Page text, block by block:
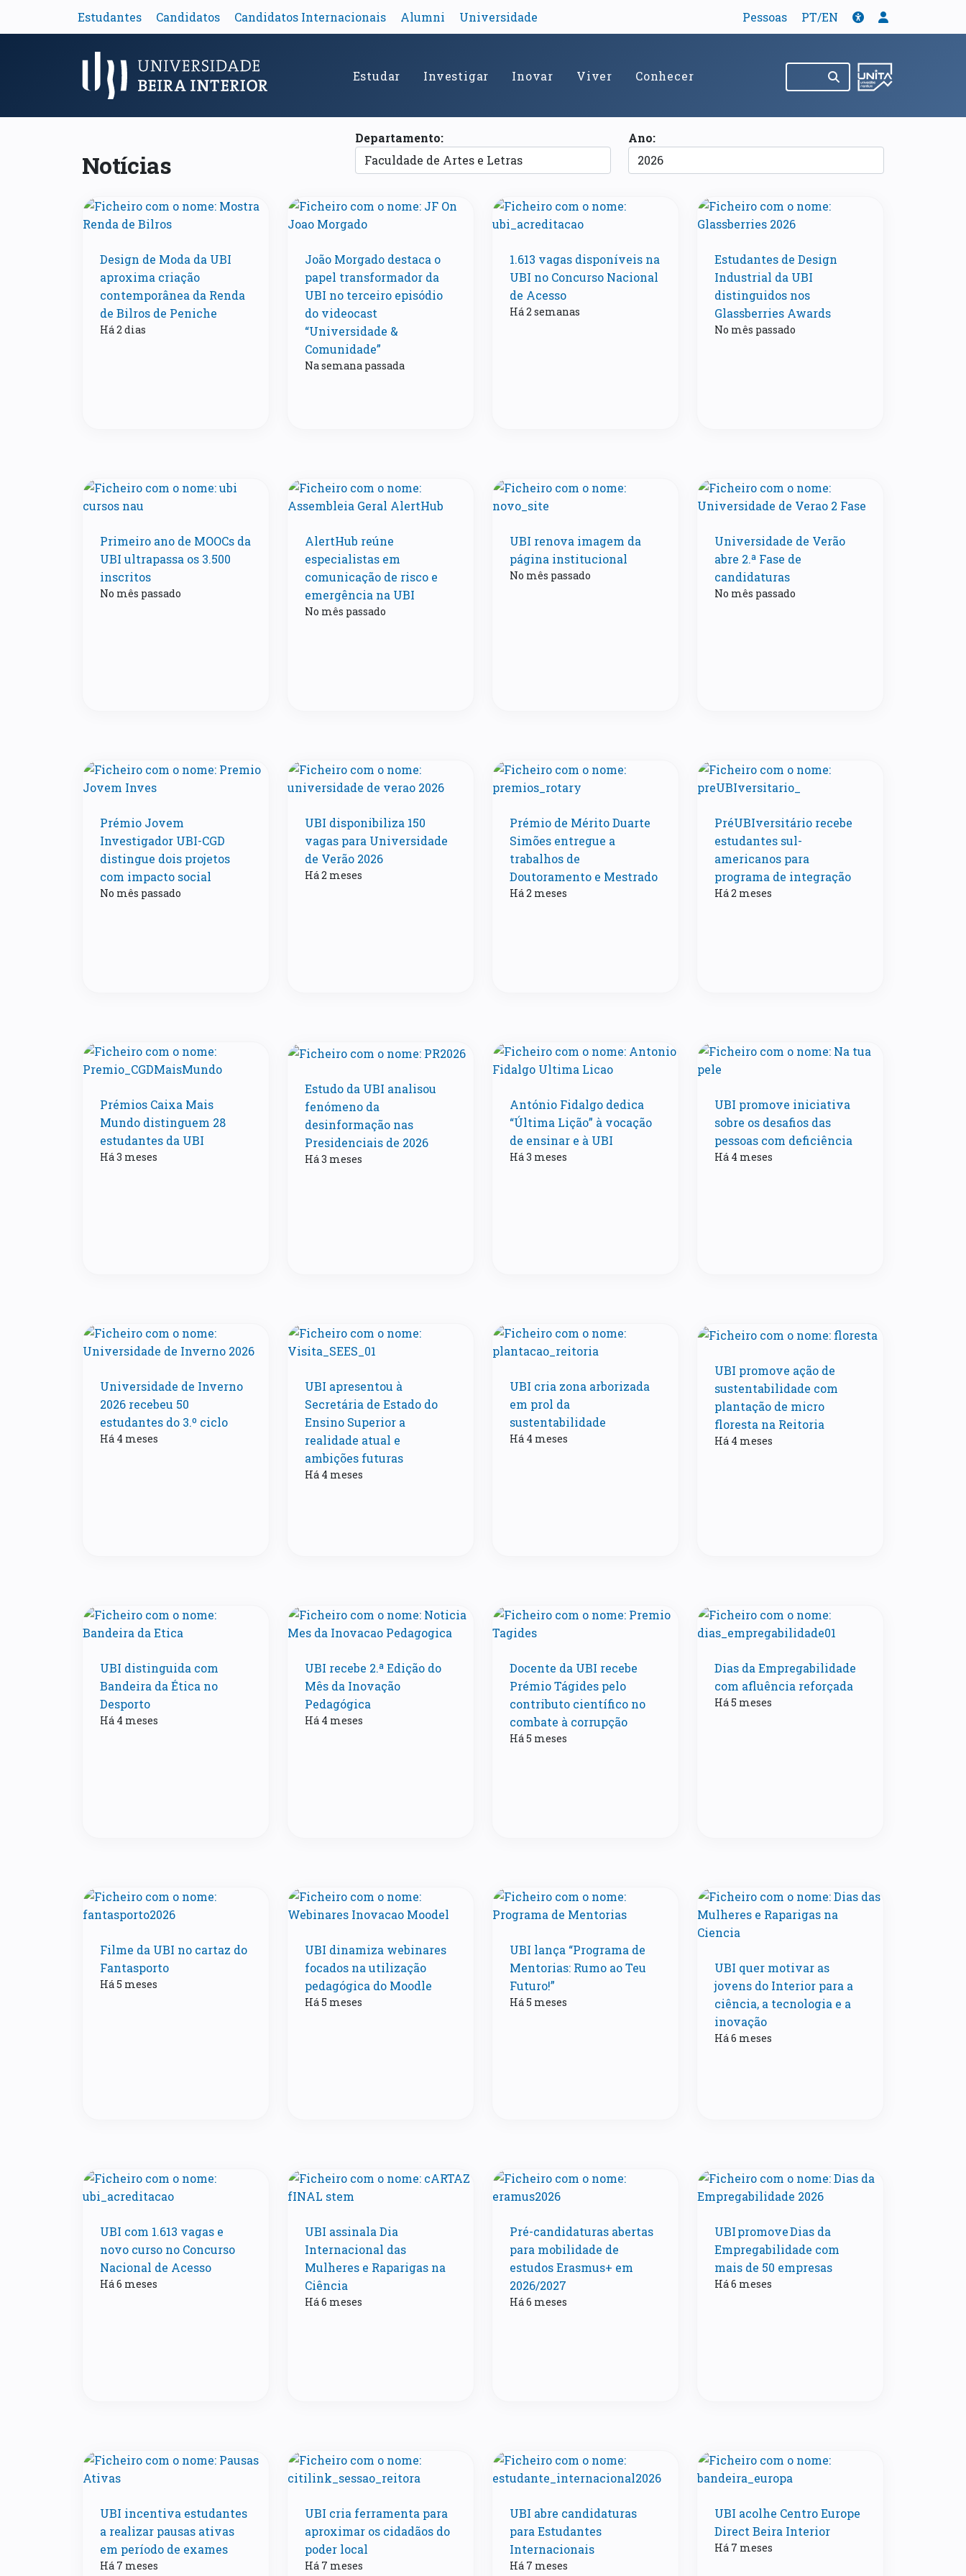
Estudantes Candidatos Candidatos Internacionais Alumni Universidade Pessoas PT/EN Tradução
Acessibilidade
Menu Principal Estudar Investigar Inovar Viver Conhecer Pesquisar no site (abre em
Notícias
Departamento: Ano:
Design de Moda da UBI
aproxima criação
contemporânea da Renda
de Bilros de Peniche
Há 2 dias
João Morgado destaca o
papel transformador da
UBI no terceiro episódio
do videocast
“Universidade &
Comunidade”
Na semana passada
1.613 vagas disponíveis na
UBI no Concurso Nacional
de Acesso
Há 2 semanas
Estudantes de Design
Industrial da UBI
distinguidos nos
Glassberries Awards
No mês passado
Primeiro ano de MOOCs da
UBI ultrapassa os 3.500
inscritos
No mês passado
AlertHub reúne
especialistas em
comunicação de risco e
emergência na UBI
No mês passado
UBI renova imagem da
página institucional
No mês passado
Universidade de Verão
abre 2.ª Fase de
candidaturas
No mês passado
Prémio Jovem
Investigador UBI-CGD
distingue dois projetos
com impacto social
No mês passado
UBI disponibiliza 150
vagas para Universidade
de Verão 2026
Há 2 meses
Prémio de Mérito Duarte
Simões entregue a
trabalhos de
Doutoramento e Mestrado
Há 2 meses
PréUBIversitário recebe
estudantes sul-
americanos para
programa de integração
Há 2 meses
Prémios Caixa Mais
Mundo distinguem 28
estudantes da UBI
Há 3 meses
Estudo da UBI analisou
fenómeno da
desinformação nas
Presidenciais de 2026
Há 3 meses
António Fidalgo dedica
“Última Lição” à vocação
de ensinar e à UBI
Há 3 meses
UBI promove iniciativa
sobre os desafios das
pessoas com deficiência
Há 4 meses
Universidade de Inverno
2026 recebeu 50
estudantes do 3.º ciclo
Há 4 meses
UBI apresentou à
Secretária de Estado do
Ensino Superior a
realidade atual e
ambições futuras
Há 4 meses
UBI cria zona arborizada
em prol da
sustentabilidade
Há 4 meses
UBI promove ação de
sustentabilidade com
plantação de micro
floresta na Reitoria
Há 4 meses
UBI distinguida com
Bandeira da Ética no
Desporto
Há 4 meses
UBI recebe 2.ª Edição do
Mês da Inovação
Pedagógica
Há 4 meses
Docente da UBI recebe
Prémio Tágides pelo
contributo científico no
combate à corrupção
Há 5 meses
Dias da Empregabilidade
com afluência reforçada
Há 5 meses
Filme da UBI no cartaz do
Fantasporto
Há 5 meses
UBI dinamiza webinares
focados na utilização
pedagógica do Moodle
Há 5 meses
UBI lança “Programa de
Mentorias: Rumo ao Teu
Futuro!”
Há 5 meses
UBI quer motivar as
jovens do Interior para a
ciência, a tecnologia e a
inovação
Há 6 meses
UBI com 1.613 vagas e
novo curso no Concurso
Nacional de Acesso
Há 6 meses
UBI assinala Dia
Internacional das
Mulheres e Raparigas na
Ciência
Há 6 meses
Pré-candidaturas abertas
para mobilidade de
estudos Erasmus+ em
2026/2027
Há 6 meses
UBI promove Dias da
Empregabilidade com
mais de 50 empresas
Há 6 meses
UBI incentiva estudantes
a realizar pausas ativas
em período de exames
Há 7 meses
UBI cria ferramenta para
aproximar os cidadãos do
poder local
Há 7 meses
UBI abre candidaturas
para Estudantes
Internacionais
Há 7 meses
UBI acolhe Centro Europe
Direct Beira Interior
Há 7 meses